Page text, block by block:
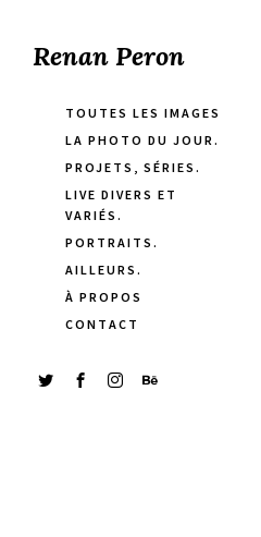
Renan Peron
TOUTES LES IMAGES
LA PHOTO DU JOUR.
PROJETS, SÉRIES.
LIVE DIVERS ET
VARIÉS.
PORTRAITS.
AILLEURS.
À PROPOS
CONTACT